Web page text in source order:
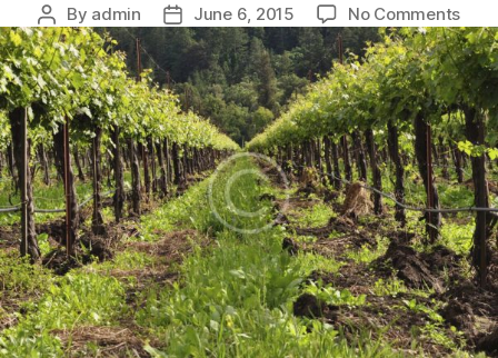
Post
author
By admin
Post
date
June 6, 2015 No Commentson
10